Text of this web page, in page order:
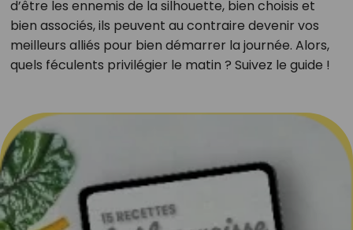
d’être les ennemis de la silhouette, bien choisis et
bien associés, ils peuvent au contraire devenir vos
meilleurs alliés pour bien démarrer la journée. Alors,
quels féculents privilégier le matin ? Suivez le guide !